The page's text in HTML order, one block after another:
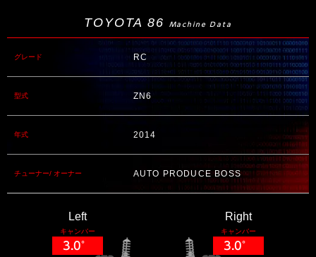
TOYOTA 86 Machine Data
グレード RC
型式 ZN6
年式 2014
チューナー/ オーナー AUTO PRODUCE BOSS
Left
キャンバー
3.0°
Right
キャンバー
3.0°